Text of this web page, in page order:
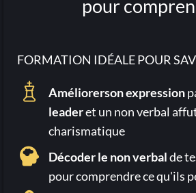
pour
FORMATION IDÉALE POUR
Améliorerson expression
leaderet un non verbal
charismatique
Décoder le non verbalde
pour comprendre ce qu'ils